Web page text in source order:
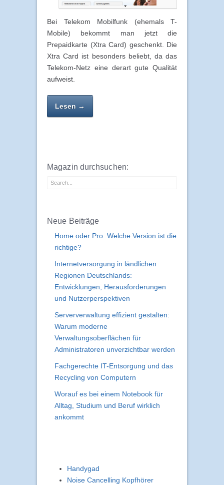
Bei Telekom Mobilfunk (ehemals T-
Mobile) bekommt man jetzt die
Prepaidkarte (Xtra Card) geschenkt. Die
Xtra Card ist besonders beliebt, da das
Telekom-Netz eine derart gute Qualität
aufweist.
Lesen →
Magazin durchsuchen:
Neue Beiträge
Home oder Pro: Welche Version ist die
richtige?
Internetversorgung in ländlichen
Regionen Deutschlands:
Entwicklungen, Herausforderungen
und Nutzerperspektiven
Serververwaltung effizient gestalten:
Warum moderne
Verwaltungsoberflächen für
Administratoren unverzichtbar werden
Fachgerechte IT-Entsorgung und das
Recycling von Computern
Worauf es bei einem Notebook für
Alltag, Studium und Beruf wirklich
ankommt
Handygad
Noise Cancelling Kopfhörer